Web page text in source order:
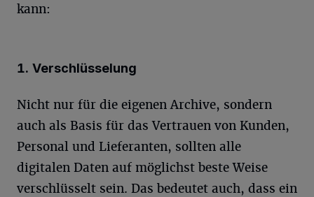
kann:
1. Verschlüsselung
Nicht nur für die eigenen Archive, sondern
auch als Basis für das Vertrauen von Kunden,
Personal und Lieferanten, sollten alle
digitalen Daten auf möglichst beste Weise
verschlüsselt sein. Das bedeutet auch, dass ein